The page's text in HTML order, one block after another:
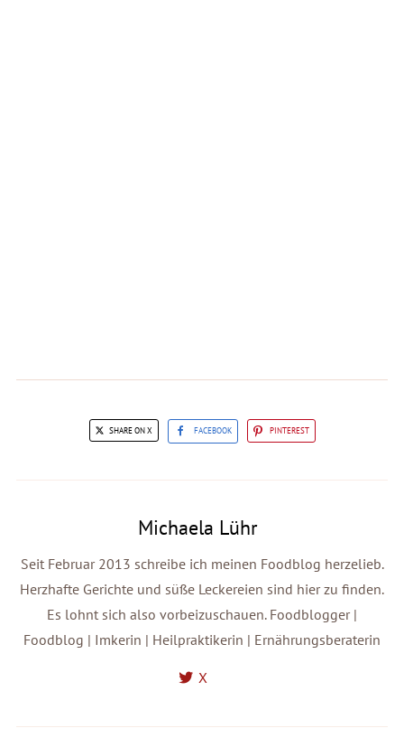
SHARE ON X FACEBOOK PINTEREST
Michaela Lühr
Seit Februar 2013 schreibe ich meinen Foodblog herzelieb.
Herzhafte Gerichte und süße Leckereien sind hier zu finden.
Es lohnt sich also vorbeizuschauen. Foodblogger |
Foodblog | Imkerin | Heilpraktikerin | Ernährungsberaterin
X